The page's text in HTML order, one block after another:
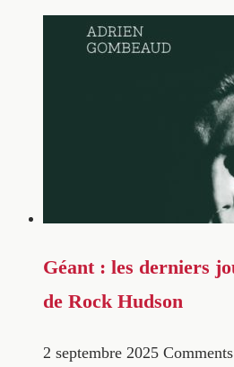
Géant : les derniers
de Rock Hudson
2 septembre 2025